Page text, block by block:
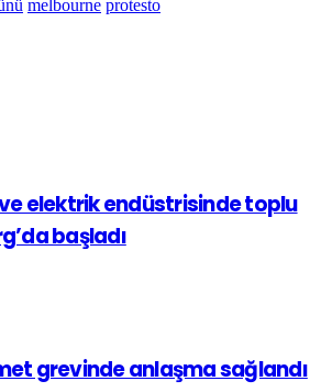
melbourne protesto
elektrik endüstrisinde toplu
başladı
grevinde anlaşma sağlandı